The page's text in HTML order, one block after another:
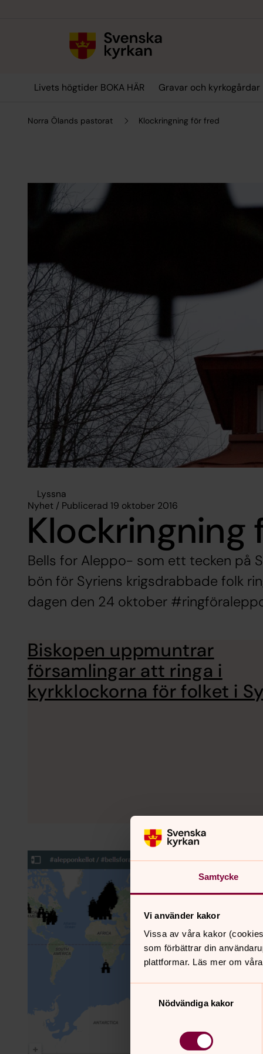
Samtycke
Vi använder kakor
Vissa av våra kakor
som förbättrar din
plattformar. Läs mer om
Nödvändiga kakor
Livets högtider BOKA HÄR Gravar och kyrkogårdar
Norra Ölands pastorat Klockringning för fred
Lyssna
Nyhet / Publicerad 19 oktober 2016
Klockringning
Bells for Aleppo- som ett tecken på
bön för Syriens krigsdrabbade folk
dagen den 24 oktober
Biskopen uppmuntrar
församlingar att ringa i
kyrkklockorna för folket i